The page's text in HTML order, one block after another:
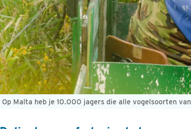
Op Malta heb je 10.000 jagers die alle vogelsoorten